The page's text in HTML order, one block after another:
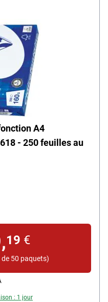
A4
- 250 feuilles au
19 €
50 paquets)
: 1 jour